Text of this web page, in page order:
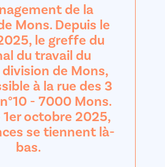
de la
Mons. Depuis le
le greffe du
du travail du
de Mons,
à la rue des 3
- 7000 Mons.
1er octobre 2025,
se tiennent là-
bas.